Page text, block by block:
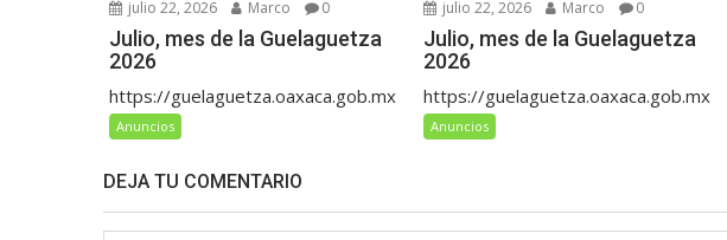
julio 22, 2026 Marco 0
Julio, mes de la Guelaguetza
2026
https://guelaguetza.oaxaca.gob.mx
Anuncios
julio 22, 2026 Marco 0
Julio, mes de la Guelaguetza
2026
https://guelaguetza.oaxaca.gob.mx
Anuncios
DEJA TU COMENTARIO